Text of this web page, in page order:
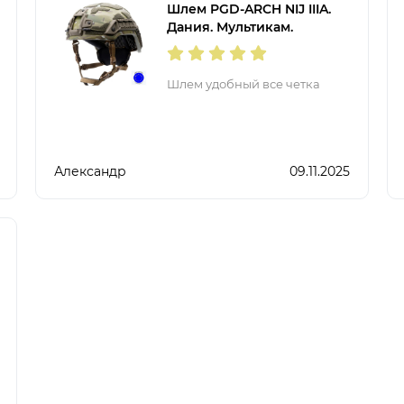
Шлем PGD-ARCH NIJ IIIA.
Дания. Мультикам.
Шлем удобный все четка
Александр 09.11.2025